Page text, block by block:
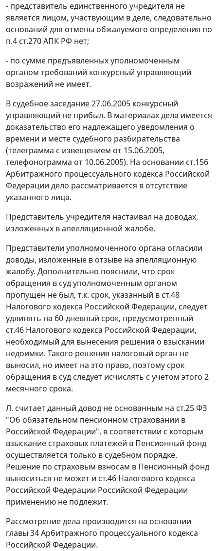
- представитель единственного учредителя не
является лицом, участвующим в деле, следовательно
оснований для отмены обжалуемого определения по
п.4 ст.270АПК РФ нет;
- по сумме предъявленных уполномоченным
органом требований конкурсный управляющий
возражений не имеет.
В судебное заседание 27.06.2005 конкурсный
управляющий не прибыл. В материалах дела имеется
доказательство его надлежащего уведомления о
времени и месте судебного разбирательства
(телеграмма с извещением от 15.06.2005,
телефонограмма от 10.06.2005). На основании ст.156
Арбитражного процессуального кодекса Российской
Федерации дело рассматривается в отсутствие
указанного лица.
Представитель учредителя настаивал на доводах,
изложенных в апелляционной жалобе.
Представители уполномоченного органа огласили
доводы, изложенные в отзыве на апелляционную
жалобу. Дополнительно пояснили, что срок
обращения в суд уполномоченным органом
пропущен не был, т.к. срок, указанный в ст.48
Налогового кодекса Российской Федерации, следует
удлинять на 60-дневный срок, предусмотренный
ст.46 Налогового кодекса Российской Федерации,
необходимый для вынесения решения о взыскании
недоимки. Такого решения налоговый орган не
выносил, но имеет на это право, поэтому срок
обращения в суд следует исчислять с учетом этого 2
месячного срока.
Л. считает данный довод не основанным на ст.25ФЗ
"Об обязательном пенсионном страховании в
Российской Федерации", в соответствии с которым
взыскание страховых платежей в Пенсионный фонд
осуществляется только в судебном порядке.
Решение по страховым взносам в Пенсионный фонд
выноситься не может и ст.46 Налогового кодекса
Российской Федерации Российской Федерации
применению не подлежит.
Рассмотрение дела производится на основании
главы 34Арбитражного процессуального кодекса
Российской Федерации.